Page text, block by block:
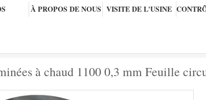
À PROPOS DE NOUS VISITE DE L'USINE
à chaud 1100 0,3 mm Feuille